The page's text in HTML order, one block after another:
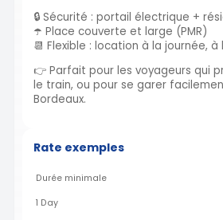
🔒 Sécurité : portail électrique +
☂️ Place couverte et large (PMR)
📆 Flexible : location à la journée,
👉 Parfait pour les voyageurs qui
le train, ou pour se garer
Bordeaux.
Rate exemples
Durée minimale
1 Day